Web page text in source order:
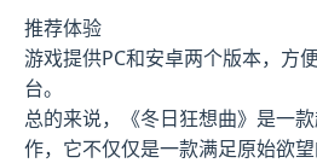
推荐体验
游戏提供PC和安卓两个版本，方
台。
总的来说，《冬日狂想曲》是一
作​​，它不仅仅是一款满足原始欲